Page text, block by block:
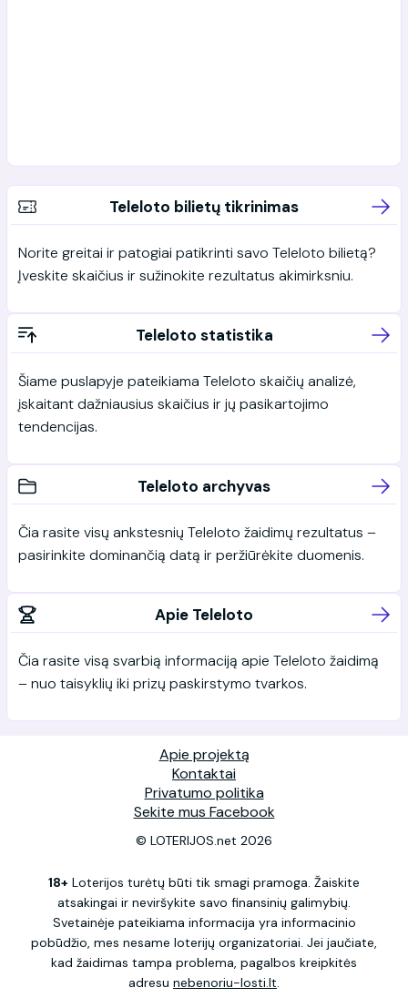
Teleloto bilietų tikrinimas
Norite greitai ir patogiai patikrinti savo Teleloto bilietą?
Įveskite skaičius ir sužinokite rezultatus akimirksniu.
Teleloto statistika
Šiame puslapyje pateikiama Teleloto skaičių analizė,
įskaitant dažniausius skaičius ir jų pasikartojimo
tendencijas.
Teleloto archyvas
Čia rasite visų ankstesnių Teleloto žaidimų rezultatus –
pasirinkite dominančią datą ir peržiūrėkite duomenis.
Apie Teleloto
Čia rasite visą svarbią informaciją apie Teleloto žaidimą
– nuo taisyklių iki prizų paskirstymo tvarkos.
Apie projektą
Kontaktai
Privatumo politika
Sekite mus Facebook
© LOTERIJOS.net 2026
18+ Loterijos turėtų būti tik smagi pramoga. Žaiskite
atsakingai ir neviršykite savo finansinių galimybių.
Svetainėje pateikiama informacija yra informacinio
pobūdžio, mes nesame loterijų organizatoriai. Jei jaučiate,
kad žaidimas tampa problema, pagalbos kreipkitės
adresu nebenoriu-losti.lt.